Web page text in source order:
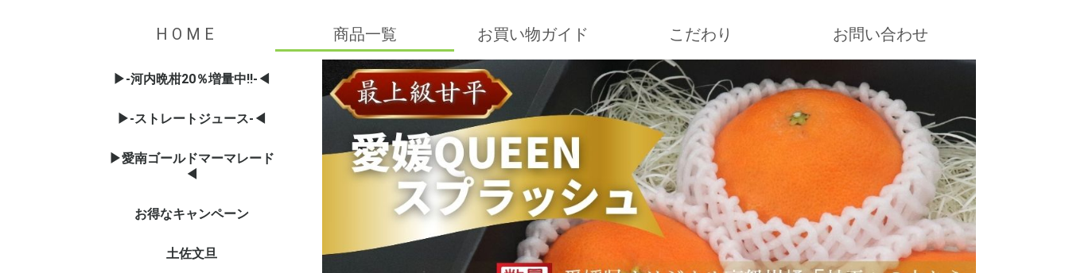
H O M E 商品一覧 お買い物ガイド こだわり お問い合わせ
▶-河内晩柑20％増量中‼-◀
▶-ストレートジュース-◀
▶愛南ゴールドマーマレード
◀
お得なキャンペーン
土佐文旦